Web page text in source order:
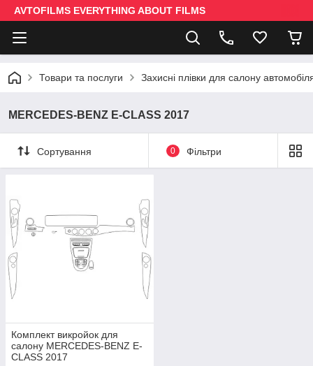
AVTOFILMS EVERYTHING ABOUT FILMS
Товари та послуги Захисні плівки для салону
MERCEDES-BENZ E-CLASS 2017
Сортування 0 Фільтри
Комплект викройок для
салону MERCEDES-BENZ E-
CLASS 2017